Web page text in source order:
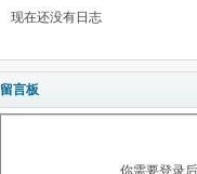
现在还没有日志
留言板
你需要登录